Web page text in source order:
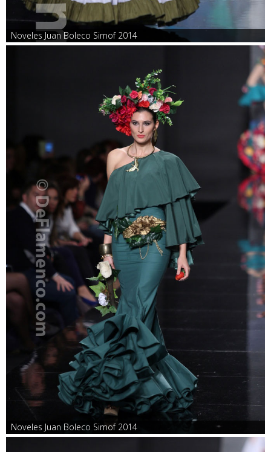
Noveles Juan Boleco Simof 2014
Noveles Juan Boleco Simof 2014